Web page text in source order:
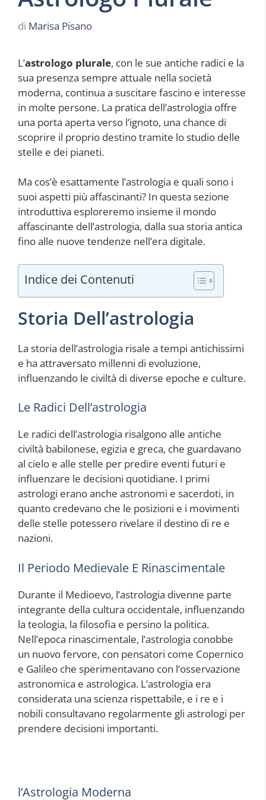
di Marisa Pisano
L’astrologo plurale, con le sue antiche radici e la
sua presenza sempre attuale nella società
moderna, continua a suscitare fascino e interesse
in molte persone. La pratica dell’astrologia offre
una porta aperta verso l’ignoto, una chance di
scoprire il proprio destino tramite lo studio delle
stelle e dei pianeti.
Ma cos’è esattamente l’astrologia e quali sono i
suoi aspetti più affascinanti? In questa sezione
introduttiva esploreremo insieme il mondo
affascinante dell’astrologia, dalla sua storia antica
fino alle nuove tendenze nell’era digitale.
Indice dei Contenuti
Storia Dell’astrologia
La storia dell’astrologia risale a tempi antichissimi
e ha attraversato millenni di evoluzione,
influenzando le civiltà di diverse epoche e culture.
Le Radici Dell’astrologia
Le radici dell’astrologia risalgono alle antiche
civiltà babilonese, egizia e greca, che guardavano
al cielo e alle stelle per predire eventi futuri e
influenzare le decisioni quotidiane. I primi
astrologi erano anche astronomi e sacerdoti, in
quanto credevano che le posizioni e i movimenti
delle stelle potessero rivelare il destino di re e
nazioni.
Il Periodo Medievale E Rinascimentale
Durante il Medioevo, l’astrologia divenne parte
integrante della cultura occidentale, influenzando
la teologia, la filosofia e persino la politica.
Nell’epoca rinascimentale, l’astrologia conobbe
un nuovo fervore, con pensatori come Copernico
e Galileo che sperimentavano con l’osservazione
astronomica e astrologica. L’astrologia era
considerata una scienza rispettabile, e i re e i
nobili consultavano regolarmente gli astrologi per
prendere decisioni importanti.
l’Astrologia Moderna